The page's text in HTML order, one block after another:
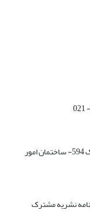
خیابان انقلاب- خیابان قدس- ابتدای خ طالقانی- پلاک 594- ساختمان امور
نشریه مشترک